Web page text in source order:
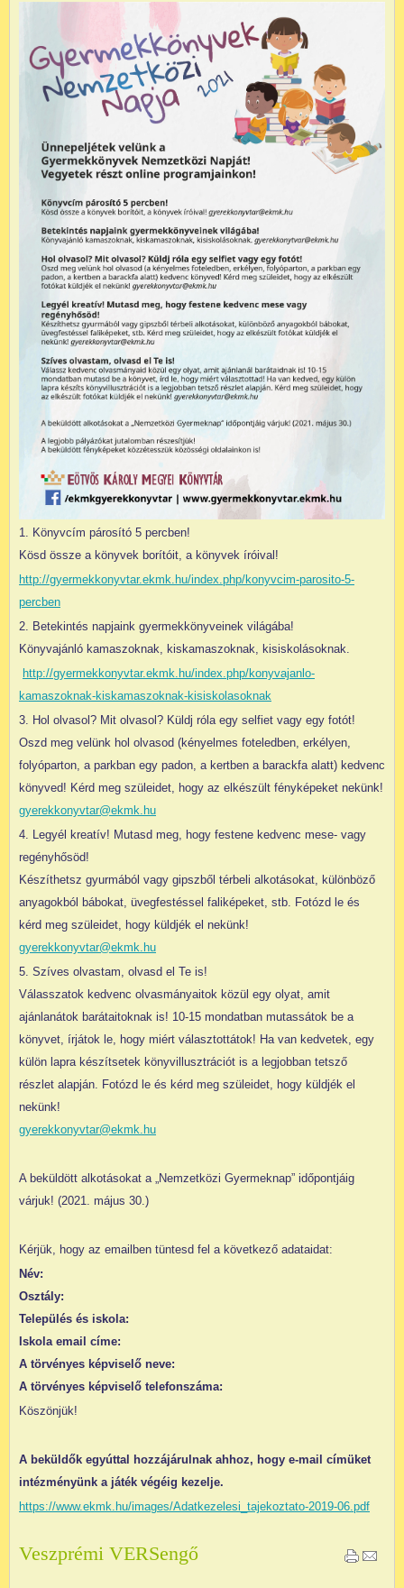
1. Könyvcím párosító 5 percben!
Kösd össze a könyvek borítóit, a könyvek íróival!
http://gyermekkonyvtar.ekmk.hu/index.php/konyvcim-parosito-5-
percben
2. Betekintés napjaink gyermekkönyveinek világába!
Könyvajánló kamaszoknak, kiskamaszoknak, kisiskolásoknak.
http://gyermekkonyvtar.ekmk.hu/index.php/konyvajanlo-
kamaszoknak-kiskamaszoknak-kisiskolasoknak
3. Hol olvasol? Mit olvasol? Küldj róla egy selfiet vagy egy fotót!
Oszd meg velünk hol olvasod (kényelmes foteledben, erkélyen,
folyóparton, a parkban egy padon, a kertben a barackfa alatt) kedvenc
könyved! Kérd meg szüleidet, hogy az elkészült fényképeket nekünk!
gyerekkonyvtar@ekmk.hu
4. Legyél kreatív! Mutasd meg, hogy festene kedvenc mese- vagy
regényhősöd!
Készíthetsz gyurmából vagy gipszből térbeli alkotásokat, különböző
anyagokból bábokat, üvegfestéssel faliképeket, stb. Fotózd le és
kérd meg szüleidet, hogy küldjék el nekünk!
gyerekkonyvtar@ekmk.hu
5. Szíves olvastam, olvasd el Te is!
Válasszatok kedvenc olvasmányaitok közül egy olyat, amit
ajánlanátok barátaitoknak is! 10-15 mondatban mutassátok be a
könyvet, írjátok le, hogy miért választottátok! Ha van kedvetek, egy
külön lapra készítsetek könyvillusztrációt is a legjobban tetsző
részlet alapján. Fotózd le és kérd meg szüleidet, hogy küldjék el
nekünk!
gyerekkonyvtar@ekmk.hu
A beküldött alkotásokat a „Nemzetközi Gyermeknap” időpontjáig
várjuk! (2021. május 30.)
Kérjük, hogy az emailben tüntesd fel a következő adataidat:
Név:
Osztály:
Település és iskola:
Iskola email címe:
A törvényes képviselő neve:
A törvényes képviselő telefonszáma:
Köszönjük!
A beküldők egyúttal hozzájárulnak ahhoz, hogy e-mail címüket
intézményünk a játék végéig kezelje.
https://www.ekmk.hu/images/Adatkezelesi_tajekoztato-2019-06.pdf
Veszprémi VERSengő